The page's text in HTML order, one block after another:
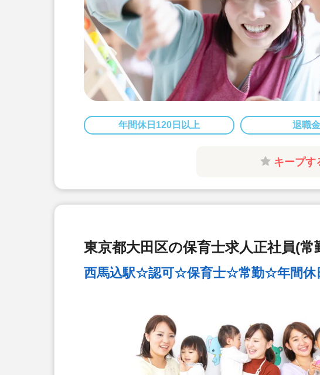
年間休日120日以上 退職
キープす
東京都大田区の保育士求人正社員(常
西馬込駅☆認可☆保育士☆常勤☆年間休